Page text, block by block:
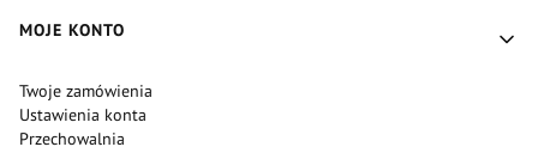
MOJE KONTO
Twoje zamówienia
Ustawienia konta
Przechowalnia